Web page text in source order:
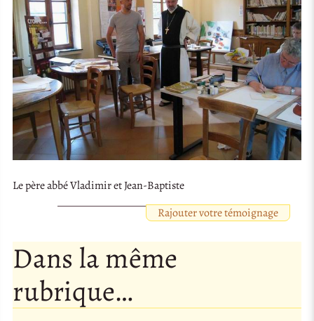
Le père abbé Vladimir et Jean-Baptiste
Rajouter votre témoignage
Dans la même
rubrique…